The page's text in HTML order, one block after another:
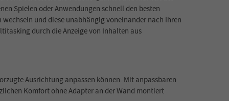
Spielen oder Anwendungen schnell den besten
und diese unabhängig voneinander nach Ihren
durch die Anzeige von Inhalten aus
Ausrichtung anpassen können. Mit anpassbaren
Komfort ohne Adapter an der Wand montiert